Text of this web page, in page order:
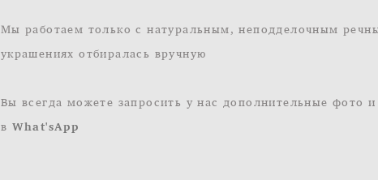
Мы работаем только с натуральным, неподделочным
украшениях отбиралась вручную
Вы всегда можете запросить у нас дополнительные фото
в What'sApp